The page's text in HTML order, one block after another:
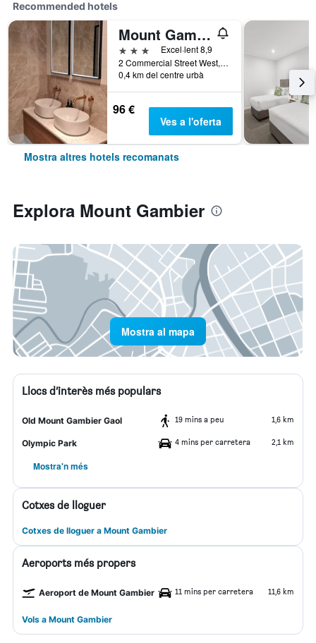
Recommended hotels
Mount Gambier Hotel
3 estrellesExcel·lent 8,9
2 Commercial Street West, Mount Gambier, SA, Austràlia
0,4 km del centre urbà
96 €
Ves a l'oferta
Mostra altres hotels recomanats
Explora Mount Gambier
Mostra al mapa
Llocs d’interès més populars
Old Mount Gambier Gaol 19 mins a peu 1,6 km
Olympic Park 4 mins per carretera 2,1 km
Mostra'n més
Cotxes de lloguer
Cotxes de lloguer a Mount Gambier
Aeroports més propers
Aeroport de Mount Gambier 11 mins per carretera 11,6 km
Vols a Mount Gambier